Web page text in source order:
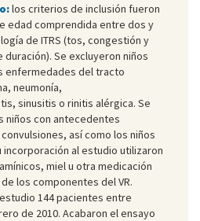
los criterios de inclusión fueron
edad comprendida entre dos y
de ITRS (tos, congestión y
Se excluyeron niños
enfermedades del tracto
neumonía,
sinusitis o rinitis alérgica. Se
niños con antecedentes
así como los niños
incorporación al estudio utilizaron
miel u otra medicación
los componentes del VR.
144 pacientes entre
de 2010. Acabaron el ensayo